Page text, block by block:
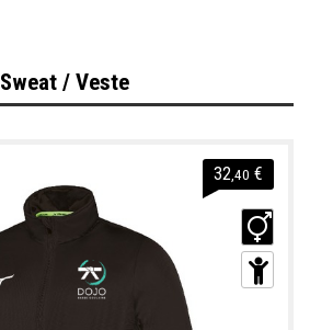
Sweat / Veste
32,40 €